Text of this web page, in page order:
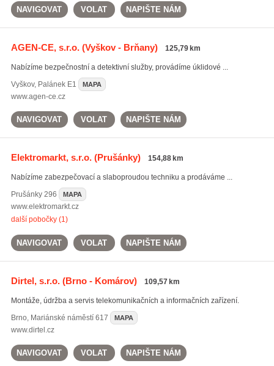
NAVIGOVAT VOLAT NAPIŠTE NÁM
AGEN-CE, s.r.o.(Vyškov - Brňany) 125,79 km
Nabízíme bezpečnostní a detektivní služby, provádíme úklidové ...
Vyškov, Palánek E1 MAPA
www.agen-ce.cz
NAVIGOVAT VOLAT NAPIŠTE NÁM
Elektromarkt, s.r.o.(Prušánky) 154,88 km
Nabízíme zabezpečovací a slaboproudou techniku a prodáváme ...
Prušánky296 MAPA
www.elektromarkt.cz
další pobočky (1)
NAVIGOVAT VOLAT NAPIŠTE NÁM
Dirtel, s.r.o.(Brno - Komárov) 109,57 km
Montáže, údržba a servis telekomunikačních a informačních zařízení.
Brno, Mariánské náměstí 617 MAPA
www.dirtel.cz
NAVIGOVAT VOLAT NAPIŠTE NÁM